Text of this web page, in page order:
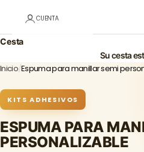
CUENTA
Cesta
Su cesta
Inicio/Espuma para manillar semi
KITS ADHESIVOS
ESPUMA PARA
PERSONALIZABLE